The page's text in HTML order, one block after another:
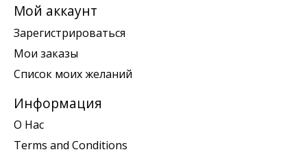
Мой аккаунт
Зарегистрироваться
Мои заказы
Список моих желаний
Информация
О Нас
Terms and Conditions